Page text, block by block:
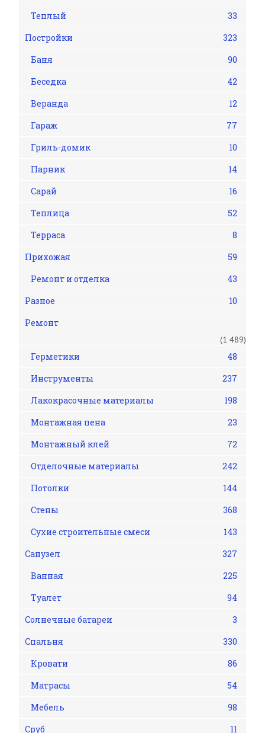
Теплый
33
Постройки
323
Баня
90
Беседка
42
Веранда
12
Гараж
77
Гриль-домик
10
Парник
14
Сарай
16
Теплица
52
Терраса
8
Прихожая
59
Ремонт и отделка
43
Разное
10
Ремонт
(1 489)
Герметики
48
Инструменты
237
Лакокрасочные материалы
198
Монтажная пена
23
Монтажный клей
72
Отделочные материалы
242
Потолки
144
Стены
368
Сухие строительные смеси
143
Санузел
327
Ванная
225
Туалет
94
Солнечные батареи
3
Спальня
330
Кровати
86
Матрасы
54
Мебель
98
Сруб
11